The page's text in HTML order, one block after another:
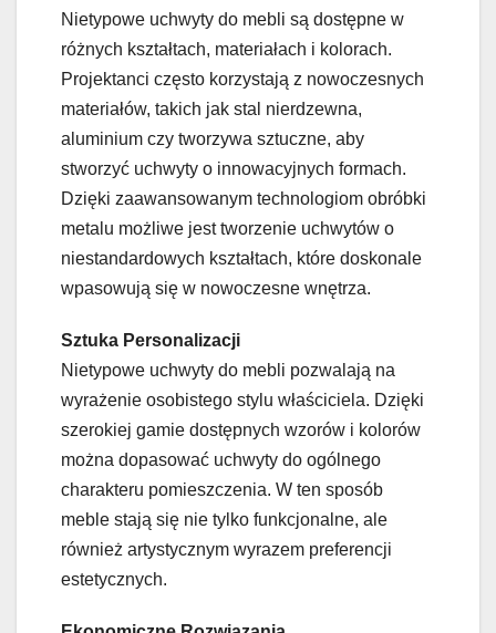
Nietypowe uchwyty do mebli są dostępne w
różnych kształtach, materiałach i kolorach.
Projektanci często korzystają z nowoczesnych
materiałów, takich jak stal nierdzewna,
aluminium czy tworzywa sztuczne, aby
stworzyć uchwyty o innowacyjnych formach.
Dzięki zaawansowanym technologiom obróbki
metalu możliwe jest tworzenie uchwytów o
niestandardowych kształtach, które doskonale
wpasowują się w nowoczesne wnętrza.
Sztuka Personalizacji
Nietypowe uchwyty do mebli pozwalają na
wyrażenie osobistego stylu właściciela. Dzięki
szerokiej gamie dostępnych wzorów i kolorów
można dopasować uchwyty do ogólnego
charakteru pomieszczenia. W ten sposób
meble stają się nie tylko funkcjonalne, ale
również artystycznym wyrazem preferencji
estetycznych.